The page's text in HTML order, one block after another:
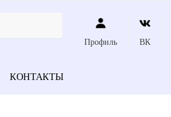
Профиль ВК
КОНТАКТЫ